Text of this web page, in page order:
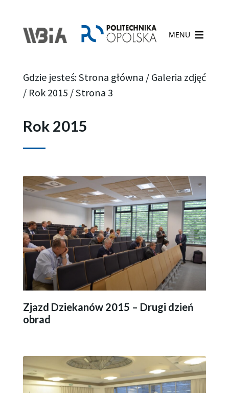
MENU
Gdzie jesteś:Strona główna /Galeria zdjęć
/ Rok 2015 /Strona 3
Rok 2015
Zjazd Dziekanów 2015 – Drugi dzień
obrad